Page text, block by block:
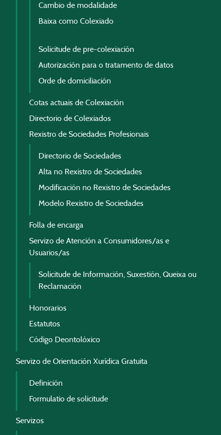
Cambio de modalidade
Baixa como Colexiado
Solicitude de pre-colexiación
Autorización para o tratamento de datos
Orde de domiciliación
Cotas actuais de Colexiación
Directorio de Colexiados
Rexistro de Sociedades Profesionais
Directorio de Sociedades
Alta no Rexistro de Sociedades
Modificación no Rexistro de Sociedades
Modelo Rexistro de Sociedades
Folla de encarga
Servizo de Atención a Consumidores/as e
Usuarios/as
Solicitude de Información, Suxestión, Queixa ou
Reclamación
Honorarios
Estatutos
Código Deontolóxico
Servizo de Orientación Xurídica Gratuita
Definición
Formulatio de solicitude
Servizos